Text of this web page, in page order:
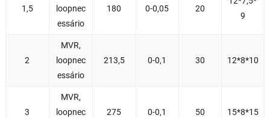
1,5
loopnec
essário
180 0-0,05 20
9
2
MVR,
loopnec
essário
213,5 0-0,1 30 12*8*10
3
MVR,
loopnec
275 0-0,1 50 15*8*15